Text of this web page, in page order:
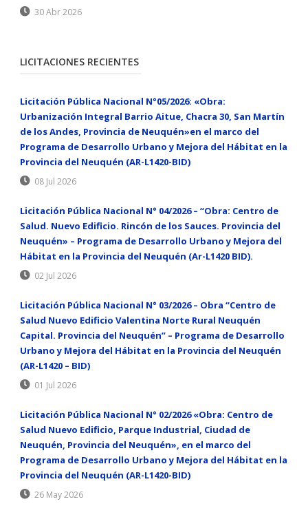
30 Abr 2026
LICITACIONES RECIENTES
Licitación Pública Nacional N°05/2026: «Obra:
Urbanización Integral Barrio Aitue, Chacra 30, San Martín
de los Andes, Provincia de Neuquén»en el marco del
Programa de Desarrollo Urbano y Mejora del Hábitat en la
Provincia del Neuquén (AR-L1420-BID)
08 Jul 2026
Licitación Pública Nacional N° 04/2026 – “Obra: Centro de
Salud. Nuevo Edificio. Rincón de los Sauces. Provincia del
Neuquén» – Programa de Desarrollo Urbano y Mejora del
Hábitat en la Provincia del Neuquén (Ar-L1420 BID).
02 Jul 2026
Licitación Pública Nacional N° 03/2026 – Obra “Centro de
Salud Nuevo Edificio Valentina Norte Rural Neuquén
Capital. Provincia del Neuquén” – Programa de Desarrollo
Urbano y Mejora del Hábitat en la Provincia del Neuquén
(AR-L1420 – BID)
01 Jul 2026
Licitación Pública Nacional N° 02/2026 «Obra: Centro de
Salud Nuevo Edificio, Parque Industrial, Ciudad de
Neuquén, Provincia del Neuquén», en el marco del
Programa de Desarrollo Urbano y Mejora del Hábitat en la
Provincia del Neuquén (AR-L1420-BID)
26 May 2026